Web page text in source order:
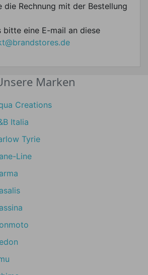
die Rechnung mit der Bestellung
bitte eine E-mail an diese
Marken